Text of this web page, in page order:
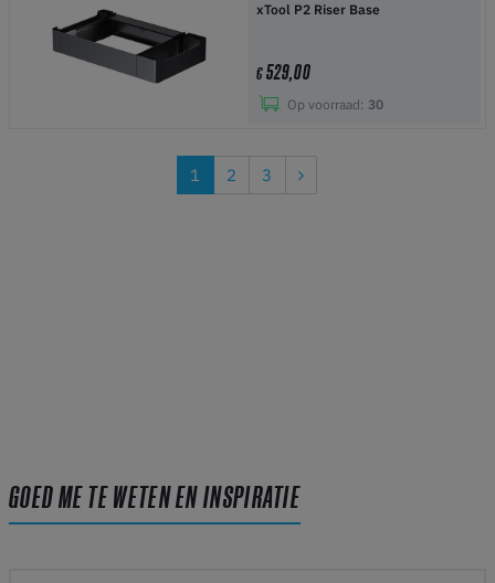
xTool P2 Riser Base
€529,00
Op voorraad: 30
1 2 3
GOED ME TE WETEN EN INSPIRATIE